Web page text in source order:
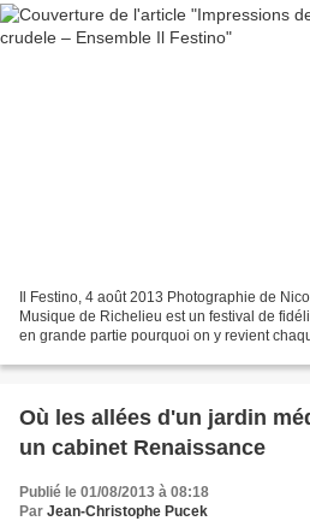
Il Festino, 4 août 2013 Photographie de
Musique de Richelieu est un festival de
en grande partie pourquoi on y revient
Où les allées d'un jardin
un cabinet Renaissance
Publié le 01/08/2013 à 08:18
Par Jean-Christophe Pucek